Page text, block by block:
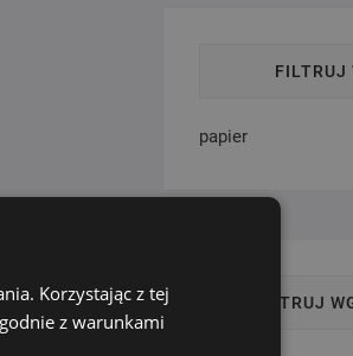
FILTRUJ
papier
FILTRUJ
Korzystając z tej
z warunkami